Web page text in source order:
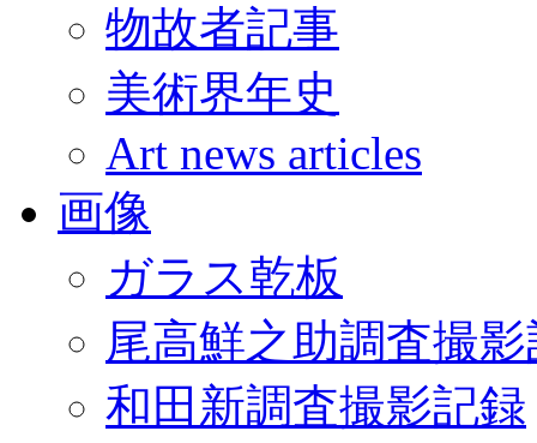
物故者記事
美術界年史
Art news articles
画像
ガラス乾板
尾高鮮之助調査撮
和田新調査撮影記録